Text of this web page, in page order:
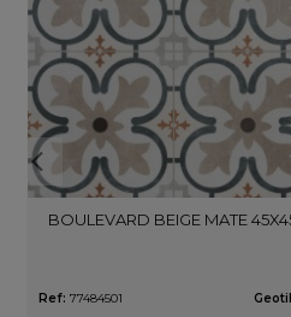
BOULEVARD BEIGE MATE
Ref: 77484501